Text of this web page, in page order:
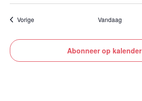
VorigeEvenementen Vandaag
Abonneer op kalender